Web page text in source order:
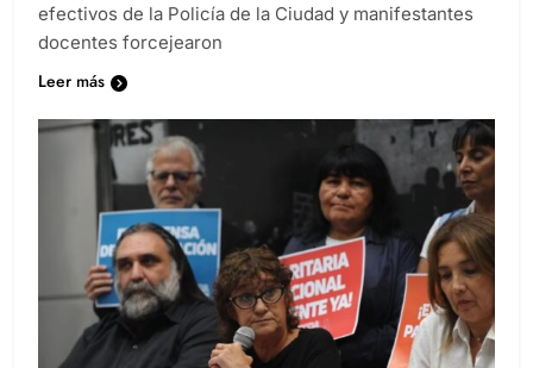
efectivos de la Policía de la Ciudad y manifestantes
docentes forcejearon
Leer más